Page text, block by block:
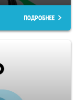
ПОДРОБНЕЕ